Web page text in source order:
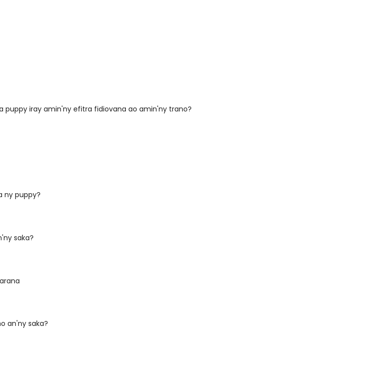
puppy iray amin'ny efitra fidiovana ao amin'ny trano?
ny puppy?
saka?
an'ny saka?